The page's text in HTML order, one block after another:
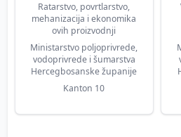
Ratarstvo, povrtlarstvo,
mehanizacija i ekonomika
ovih proizvodnji
Ministarstvo poljoprivrede,
vodoprivrede i šumarstva
Hercegbosanske županije
Kanton 10